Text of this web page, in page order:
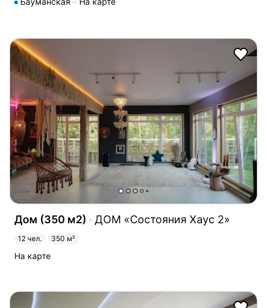
Дом (350 м2) ДОМ «Состояния Хаус 2»
12 чел. 350 м²
На карте